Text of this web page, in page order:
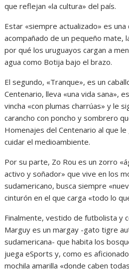
que reflejan «la cultura» del país.
Estar «siempre actualizado» es
acompañado de un pequeño mate,
por qué los uruguayos cargan a
agua como Botija bajo el brazo.
El segundo, «Tranque», es un
Centenario, lleva «una vida sana»,
vincha «con plumas charrúas» y le
carancho con poncho y sombrero
Homenajes del Centenario al que
cuidar el medioambiente.
Por su parte, Zo Rou es un zorro
activo y soñador» que vive en los
sudamericano, busca siempre
cinturón en el que carga «todo lo
Finalmente, vestido de futbolista y
Marguy es un margay -gato tigre
sudamericana- que habita los
juega eSports y, como es
mochila amarilla «donde caben